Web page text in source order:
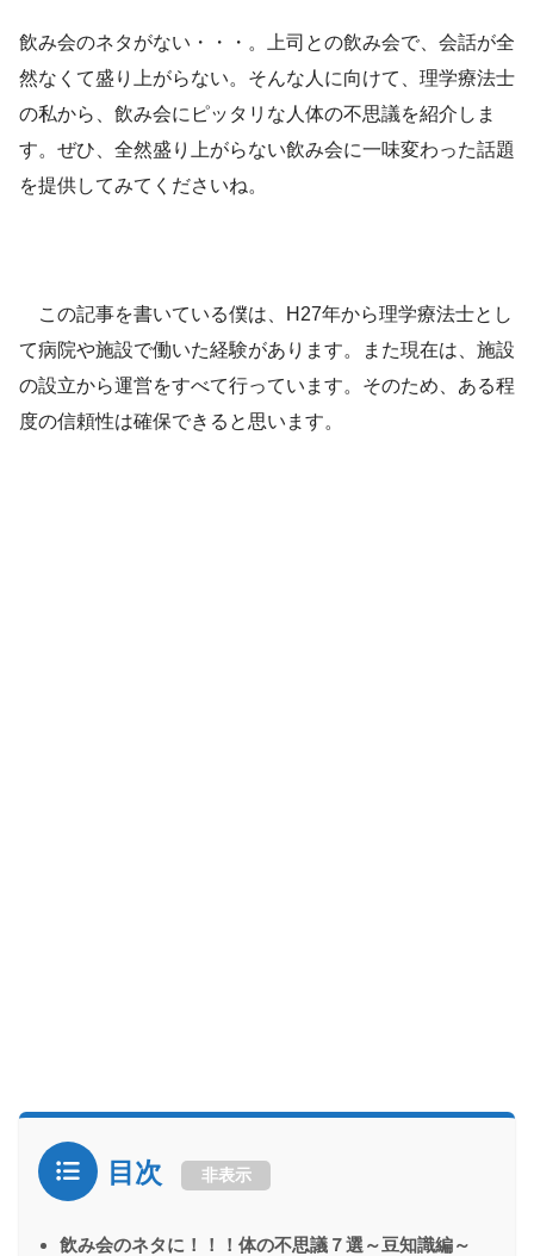
飲み会のネタがない・・・。上司との飲み会で、会話が全
然なくて盛り上がらない。そんな人に向けて、理学療法士
の私から、飲み会にピッタリな人体の不思議を紹介しま
す。ぜひ、全然盛り上がらない飲み会に一味変わった話題
を提供してみてくださいね。
この記事を書いている僕は、H27年から理学療法士とし
て病院や施設で働いた経験があります。また現在は、施設
の設立から運営をすべて行っています。そのため、ある程
度の信頼性は確保できると思います。
目次 非表示
飲み会のネタに！！！体の不思議７選～豆知識編～